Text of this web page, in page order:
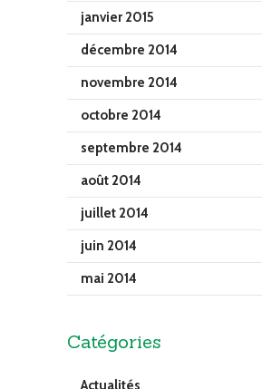
janvier 2015
décembre 2014
novembre 2014
octobre 2014
septembre 2014
août 2014
juillet 2014
juin 2014
mai 2014
Catégories
Actualités